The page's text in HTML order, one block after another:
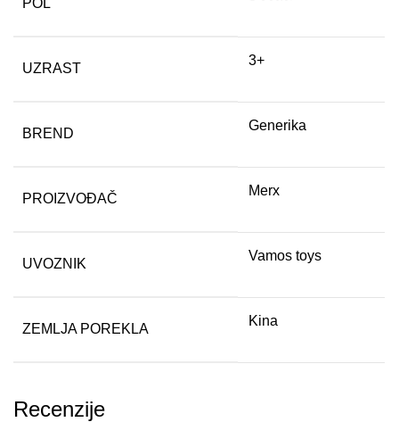
UZRAST
3+
BREND
Generika
PROIZVOĐAČ
Merx
UVOZNIK
Vamos toys
ZEMLJA POREKLA
Kina
Recenzije